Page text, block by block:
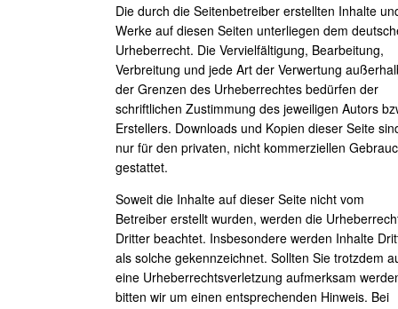
Die durch die Seitenbetreiber erstellten Inhalte
Werke auf diesen Seiten unterliegen dem
Urheberrecht. Die Vervielfältigung, Bearbeitung,
Verbreitung und jede Art der Verwertung
der Grenzen des Urheberrechtes bedürfen der
schriftlichen Zustimmung des jeweiligen Autors
Erstellers. Downloads und Kopien dieser Seite
nur für den privaten, nicht kommerziellen
gestattet.
Soweit die Inhalte auf dieser Seite nicht vom
Betreiber erstellt wurden, werden die
Dritter beachtet. Insbesondere werden Inhalte
als solche gekennzeichnet. Sollten Sie trotzdem
eine Urheberrechtsverletzung aufmerksam
bitten wir um einen entsprechenden Hinweis. Bei